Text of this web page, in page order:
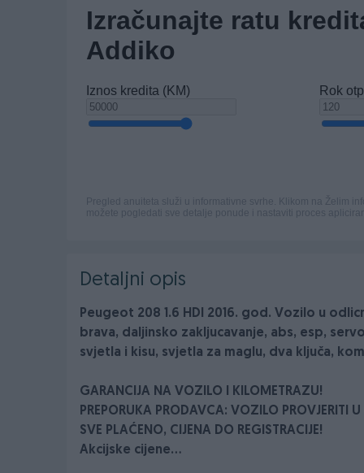
Detaljni opis
Peugeot 208 1.6 HDI 2016. god. Vozilo u
brava, daljinsko zakljucavanje, abs, esp,
svjetla i kisu, svjetla za maglu, dva ključa,
GARANCIJA NA VOZILO I KILOMETRAZU!
PREPORUKA PRODAVCA: VOZILO PROVJERITI
SVE PLAĆENO, CIJENA DO REGISTRACIJE!
Akcijske cijene...